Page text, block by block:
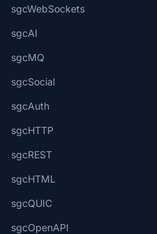
sgcWebSockets
sgcAI
sgcMQ
sgcSocial
sgcAuth
sgcHTTP
sgcREST
sgcHTML
sgcQUIC
sgcOpenAPI